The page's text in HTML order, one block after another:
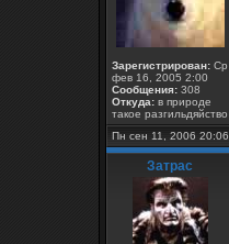
Зарегистрирован: Ср
фев 16, 2005 2:00
Сообщения: 308
Откуда: в природе
такое разгильдяйство
Пн сен 11, 2006 20:06
Затрас